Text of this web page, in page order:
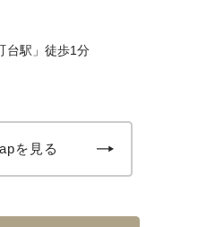
台駅」徒歩1分
を見る